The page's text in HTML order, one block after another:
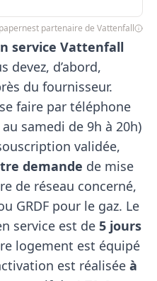
partenaire de Vattenfall
service Vattenfall
devez, d’abord,
du fournisseur.
faire par téléphone
samedi de 9h à 20h)
validée,
demande de mise
de réseau concerné,
GRDF pour le gaz. Le
service est de 5 jours
logement est équipé
est réalisée à